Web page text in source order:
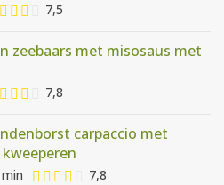
7,5
zeebaars met misosaus met
7,8
carpaccio met
7,8